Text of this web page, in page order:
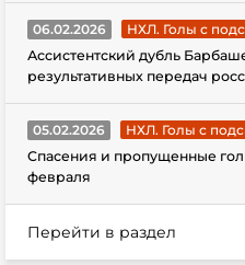
06.02.2026
НХЛ. Голы с
Ассистентский дубль
результативных передач
05.02.2026
НХЛ. Голы с
Спасения и пропущенные
февраля
Перейти в раздел